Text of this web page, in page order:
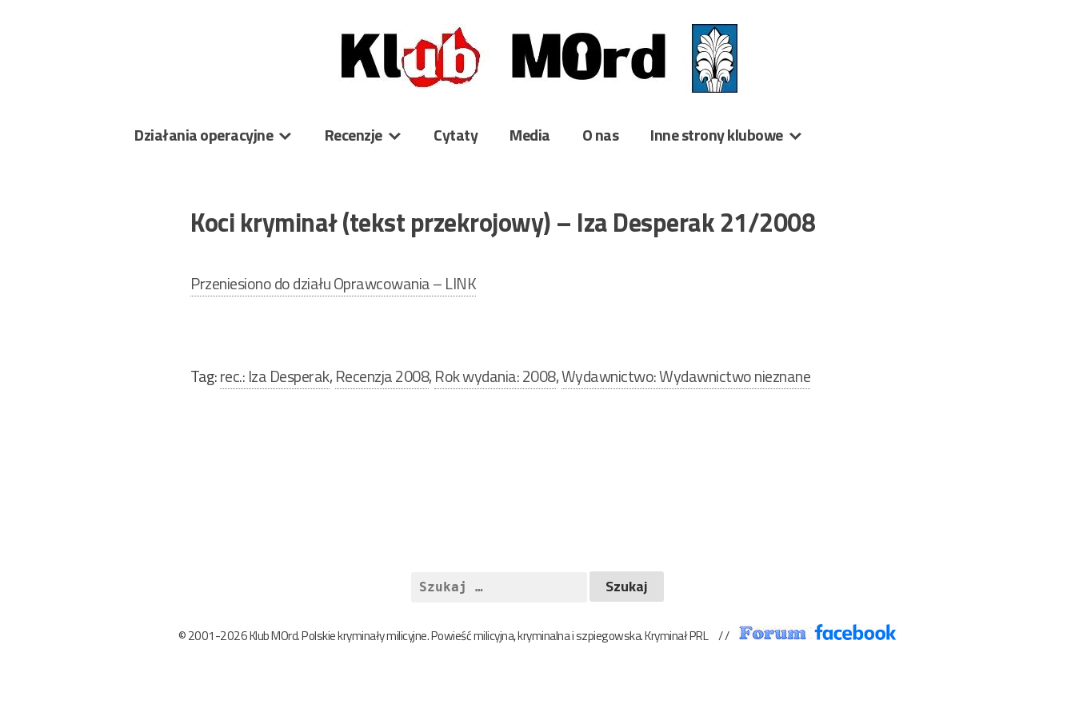
Działania operacyjne Recenzje Cytaty Media O nas Inne strony klubowe
Koci kryminał (tekst przekrojowy) – Iza Desperak 21/2008
Przeniesiono do działu Oprawcowania – LINK
Tag:rec.: Iza Desperak,Recenzja 2008,Rok wydania: 2008,Wydawnictwo: Wydawnictwo nieznane
Szukaj:
© 2001-2026 Klub MOrd. Polskie kryminały milicyjne. Powieść milicyjna, kryminalna i szpiegowska. Kryminał PRL / /